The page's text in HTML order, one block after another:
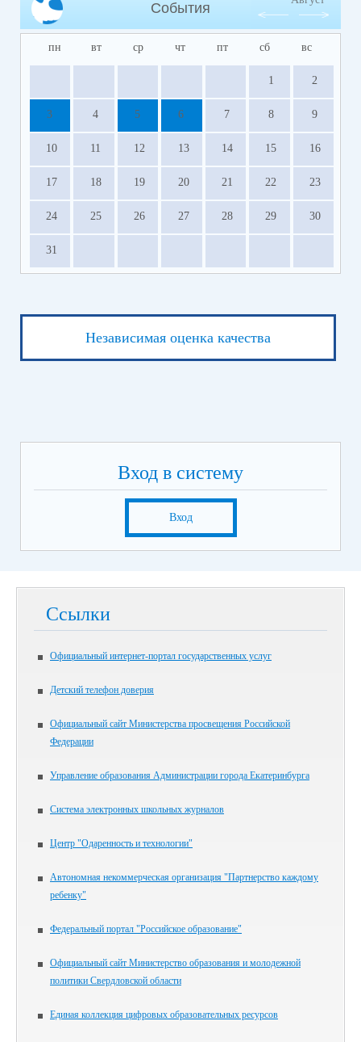
События
пн вт ср чт пт сб вс
1 2
3 4 5 6 7 8 9
10 11 12 13 14 15 16
17 18 19 20 21 22 23
24 25 26 27 28 29 30
31
Независимая оценка качества
Вход в систему
Вход
Ссылки
Официальный интернет-портал государственных услуг
Детский телефон доверия
Официальный сайт Министерства просвещения Российской
Федерации
Управление образования Администрации города Екатеринбурга
Система электронных школьных журналов
Центр "Одаренность и технологии"
Автономная некоммерческая организация "Партнерство каждому
ребенку"
Федеральный портал "Российское образование"
Официальный сайт Министерство образования и молодежной
политики Свердловской области
Единая коллекция цифровых образовательных ресурсов